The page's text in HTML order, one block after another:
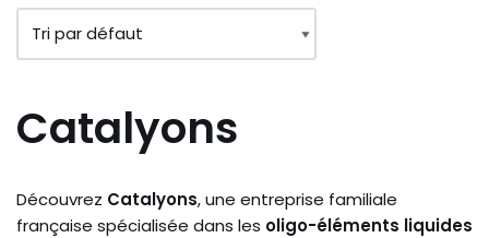
Catalyons
Découvrez Catalyons, une entreprise familiale
française spécialisée dans les oligo-éléments liquides